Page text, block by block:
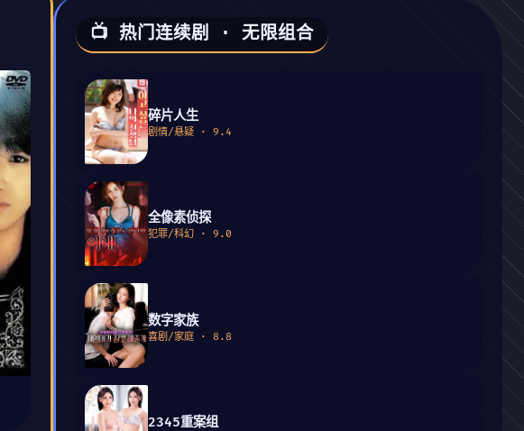
📺 热门连续剧 · 无限组合
碎片人生
剧情/悬疑 · 9.4
全像素侦探
犯罪/科幻 · 9.0
数字家族
喜剧/家庭 · 8.8
2345重案组